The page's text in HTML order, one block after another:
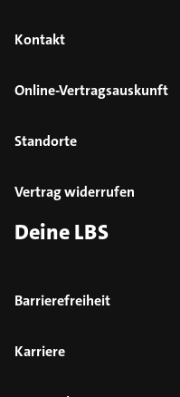
Kontakt
Online-Vertragsauskunft
Standorte
Vertrag widerrufen
Deine LBS
Barrierefreiheit
Karriere